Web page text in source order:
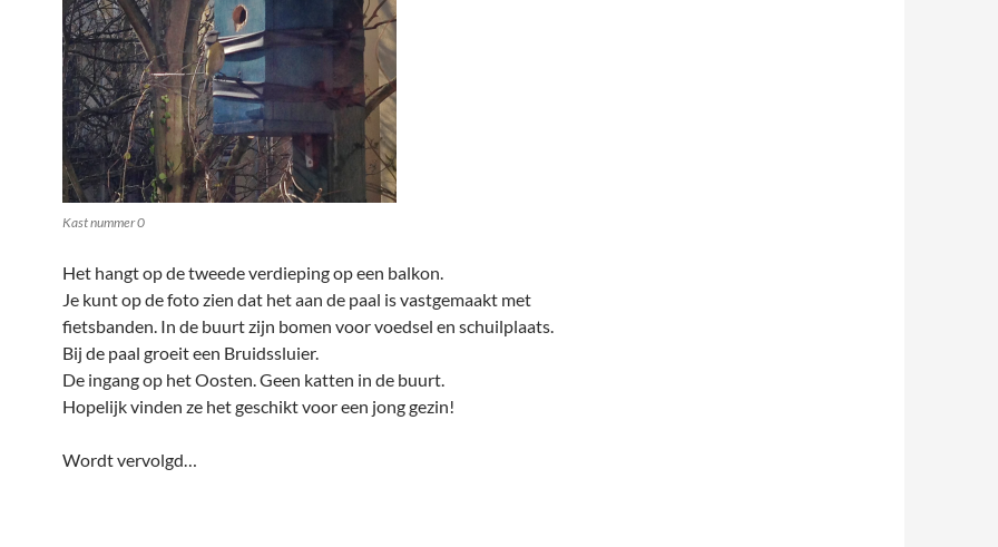
Kast nummer 0
Het hangt op de tweede verdieping op een balkon.
Je kunt op de foto zien dat het aan de paal is vastgemaakt met
fietsbanden. In de buurt zijn bomen voor voedsel en schuilplaats.
Bij de paal groeit een Bruidssluier.
De ingang op het Oosten. Geen katten in de buurt.
Hopelijk vinden ze het geschikt voor een jong gezin!
Wordt vervolgd…